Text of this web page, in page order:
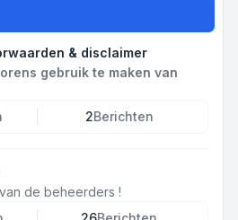
& disclaimer
gebruik te maken van
2Berichten
de beheerders !